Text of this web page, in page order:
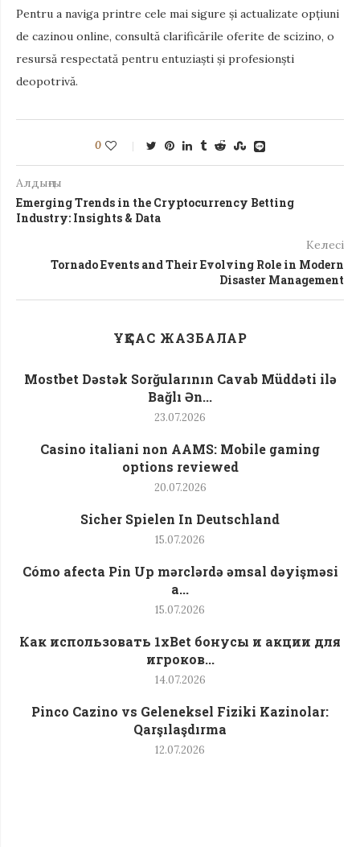
Pentru a naviga printre cele mai sigure și actualizate opțiuni
de cazinou online, consultă clarificările oferite de scizino, o
resursă respectată pentru entuziaști și profesionști
deopotrivă.
0
Алдыңғы
Emerging Trends in the Cryptocurrency Betting
Industry: Insights & Data
Келесі
Tornado Events and Their Evolving Role in Modern
Disaster Management
ҰҚСАС ЖАЗБАЛАР
Mostbet Dəstək Sorğularının Cavab Müddəti ilə
Bağlı Ən...
23.07.2026
Casino italiani non AAMS: Mobile gaming
options reviewed
20.07.2026
Sicher Spielen In Deutschland
15.07.2026
Cómo afecta Pin Up mərclərdə əmsal dəyişməsi
a...
15.07.2026
Как использовать 1xBet бонусы и акции для
игроков...
14.07.2026
Pinco Cazino vs Geleneksel Fiziki Kazinolar:
Qarşılaşdırma
12.07.2026